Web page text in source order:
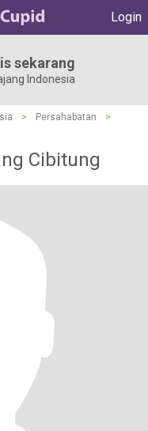
Login
sekarang
Indonesia
> Persahabatan
>
Cibitung